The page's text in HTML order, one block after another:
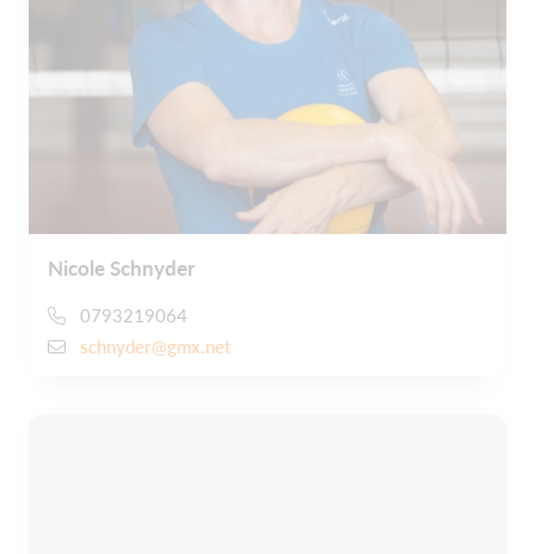
Nicole Schnyder
0793219064
schnyder@gmx.net